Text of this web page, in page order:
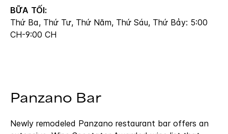
BỮA TỐI:
Thứ Ba, Thứ Tư, Thứ Năm, Thứ Sáu, Thứ Bảy: 5:00
CH-9:00 CH
Panzano Bar
Newly remodeled Panzano restaurant bar offers an